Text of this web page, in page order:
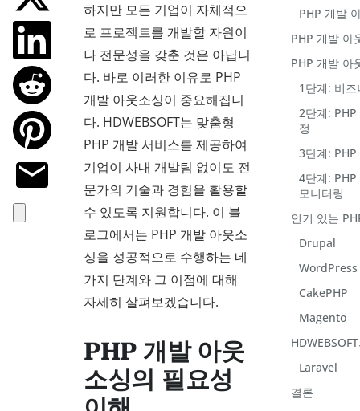
하지만 모든 기업이 자체적으
로 프로젝트를 개발할 자원이
나 전문성을 갖춘 것은 아닙니
다. 바로 이러한 이유로 PHP
개발 아웃소싱이 중요해집니
다. HDWEBSOFT는 맞춤형
PHP 개발 서비스를 제공하여
기업이 사내 개발팀 없이도 전
문가의 기술과 경험을 활용할
수 있도록 지원합니다. 이 블
로그에서는 PHP 개발 아웃소
싱을 성공적으로 수행하는 네
가지 단계와 그 이점에 대해
자세히 살펴보겠습니다.
PHP 개발 아웃
소싱의 필요성
PHP 개발
PHP 개발 아
PHP 개발 아
1단계: 비
2단계:
정
3단계:
4단계:
모니터링
인기 있는
Drupal
WordPress
CakePHP
Magento
Laravel
결론